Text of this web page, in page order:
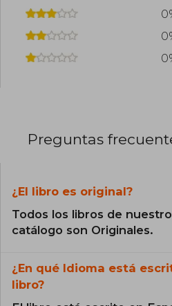
Preguntas
¿El libro es original?
Todos los libros de nuestro
catálogo son Originales.
¿En qué Idioma está
libro?